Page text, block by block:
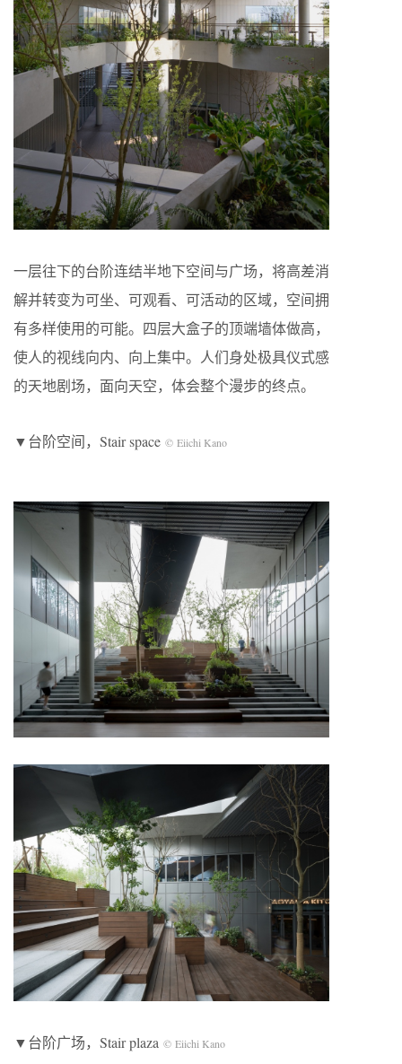
一层往下的台阶连结半地下空间与广场，将高差消
解并转变为可坐、可观看、可活动的区域，空间拥
有多样使用的可能。四层大盒子的顶端墙体做高，
使人的视线向内、向上集中。人们身处极具仪式感
的天地剧场，面向天空，体会整个漫步的终点。
▼台阶空间，Stair space © Eiichi Kano
▼台阶广场，Stair plaza © Eiichi Kano